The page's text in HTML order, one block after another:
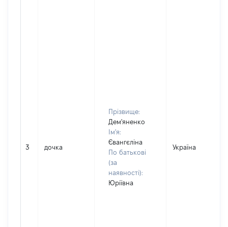
3 дочка
Прізвище:
Дем'яненко
Ім'я:
Євангєліна
По батькові
(за
наявності):
Юріївна
Україна